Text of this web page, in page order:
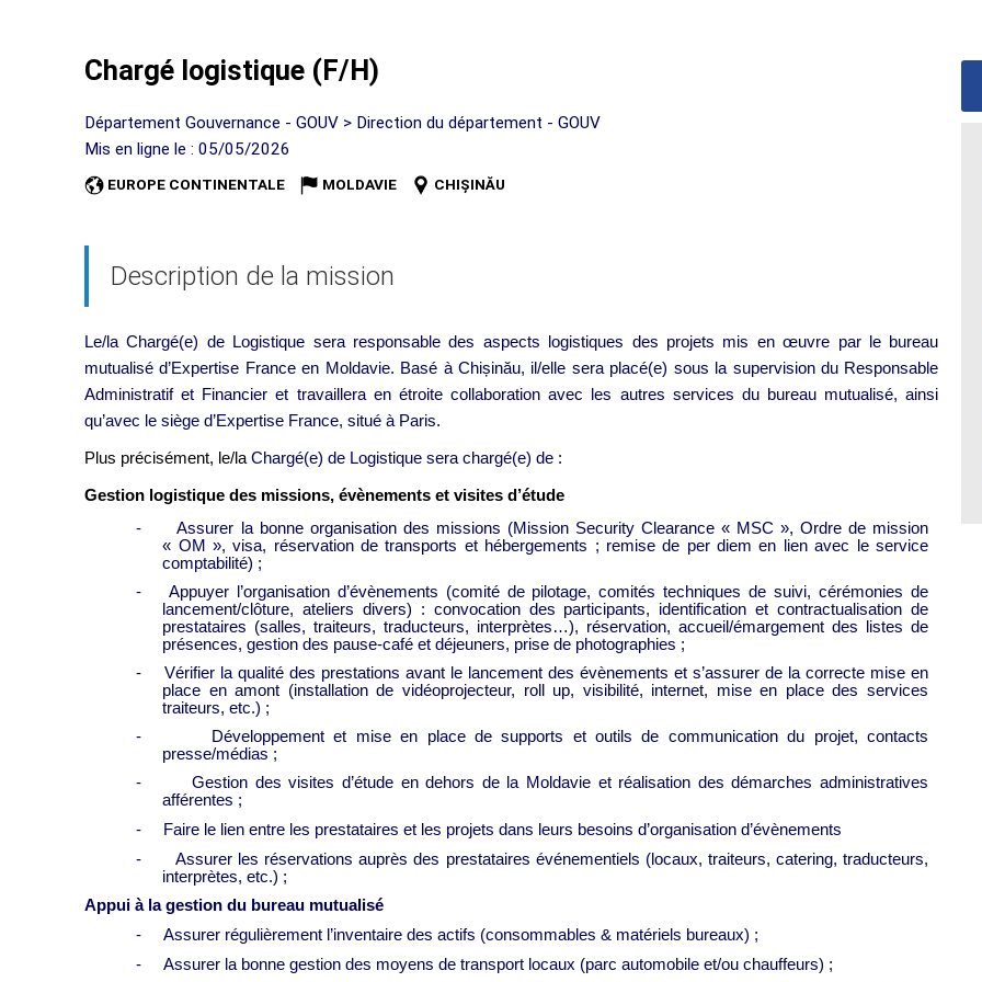
Chargé logistique (F/H)
Département Gouvernance - GOUV > Direction du département - GOUV
Mis en ligne le : 05/05/2026
EUROPE CONTINENTALE MOLDAVIE CHIȘINĂU
Description de la mission
Le/la Chargé(e) de Logistique sera responsable des aspects logistiques des projets mis en œuvre par le bureau
mutualisé d’Expertise France en Moldavie. Basé à Chișinău, il/elle sera placé(e) sous la supervision du Responsable
Administratif et Financier et travaillera en étroite collaboration avec les autres services du bureau mutualisé, ainsi
qu’avec le siège d’Expertise France, situé à Paris.
Plus précisément, le/la Chargé(e) de Logistique sera chargé(e) de :
Gestion logistique des missions, évènements et visites d’étude
-
Assurer la bonne organisation des missions (Mission Security Clearance « MSC », Ordre de mission
« OM », visa, réservation de transports et hébergements ; remise de per diem en lien avec le service
comptabilité) ;
-
Appuyer l’organisation d’évènements (comité de pilotage, comités techniques de suivi, cérémonies de
lancement/clôture, ateliers divers) : convocation des participants, identification et contractualisation de
prestataires (salles, traiteurs, traducteurs, interprètes…), réservation, accueil/émargement des listes de
présences, gestion des pause-café et déjeuners, prise de photographies ;
-
Vérifier la qualité des prestations avant le lancement des évènements et s’assurer de la correcte mise en
place en amont (installation de vidéoprojecteur, roll up, visibilité, internet, mise en place des services
traiteurs, etc.) ;
-
Développement et mise en place de supports et outils de communication du projet, contacts
presse/médias ;
-
Gestion des visites d’étude en dehors de la Moldavie et réalisation des démarches administratives
afférentes ;
-
Faire le lien entre les prestataires et les projets dans leurs besoins d’organisation d’évènements
-
Assurer les réservations auprès des prestataires événementiels (locaux, traiteurs, catering, traducteurs,
interprètes, etc.) ;
Appui à la gestion du bureau mutualisé
-
Assurer régulièrement l’inventaire des actifs (consommables & matériels bureaux) ;
-
Assurer la bonne gestion des moyens de transport locaux (parc automobile et/ou chauffeurs) ;